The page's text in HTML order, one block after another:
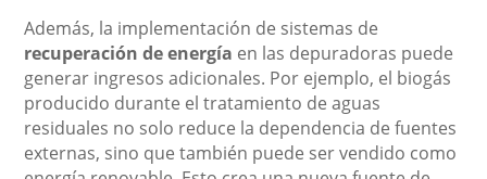
Además, la implementación de sistemas de
recuperación de energía en las depuradoras puede
generar ingresos adicionales. Por ejemplo, el biogás
producido durante el tratamiento de aguas
residuales no solo reduce la dependencia de fuentes
externas, sino que también puede ser vendido como